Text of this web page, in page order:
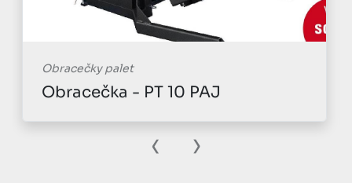
Obracečky palet
Obracečka - PT 10 PAJ
‹ ›